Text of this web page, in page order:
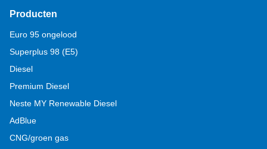
Producten
Euro 95 ongelood
Superplus 98 (E5)
Diesel
Premium Diesel
Neste MY Renewable Diesel
AdBlue
CNG/groen gas